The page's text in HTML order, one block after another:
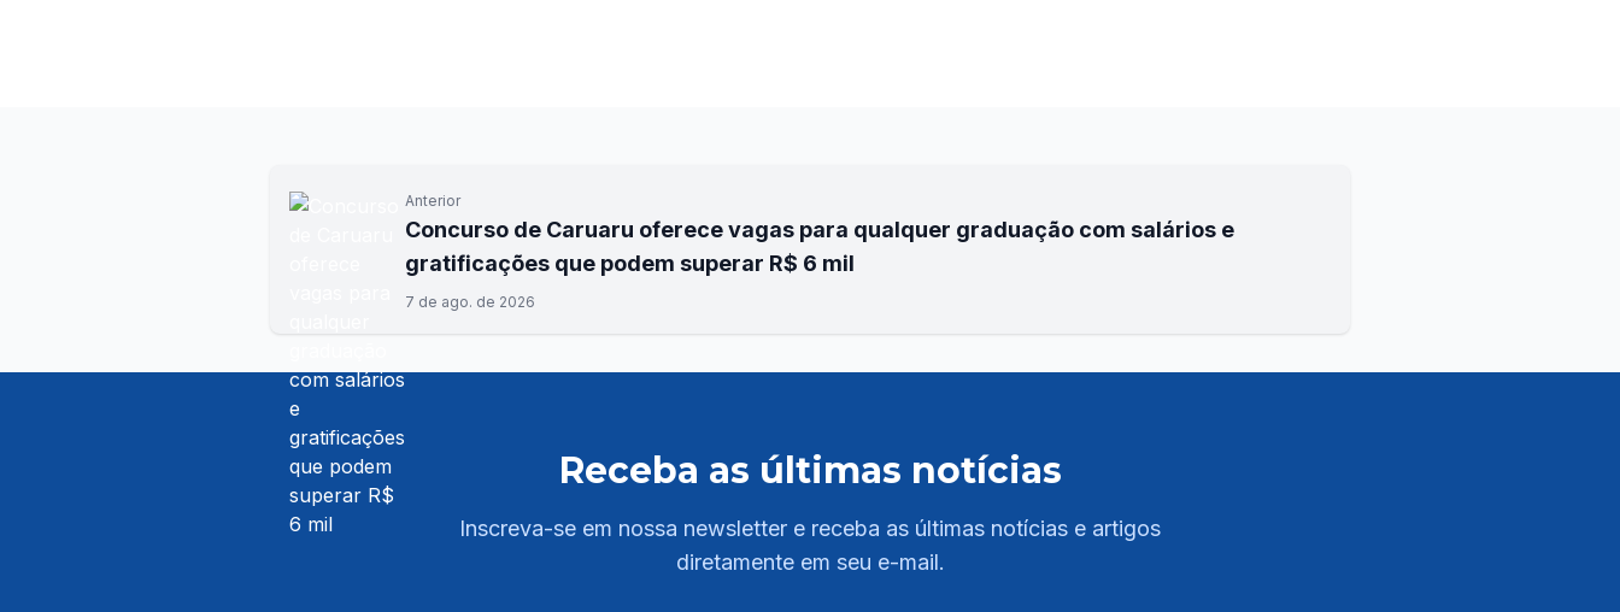
Anterior
Concurso de Caruaru oferece vagas para qualquer graduação com salários e
gratificações que podem superar R$ 6 mil
7 de ago. de 2026
Receba as últimas notícias
Inscreva-se em nossa newsletter e receba as últimas notícias e artigos
diretamente em seu e-mail.